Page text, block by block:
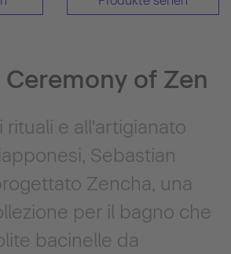
of Zen
rituali e all'artigianato
Sebastian
Zencha, una
per il bagno che
bacinelle da